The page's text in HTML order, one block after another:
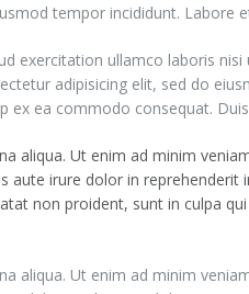
tempor incididunt. Labore
exercitation ullamco laboris
adipisicing elit, sed do
ea commodo consequat.
aliqua. Ut enim ad minim
aute irure dolor in reprehenderit
non proident, sunt in culpa qui
aliqua. Ut enim ad minim